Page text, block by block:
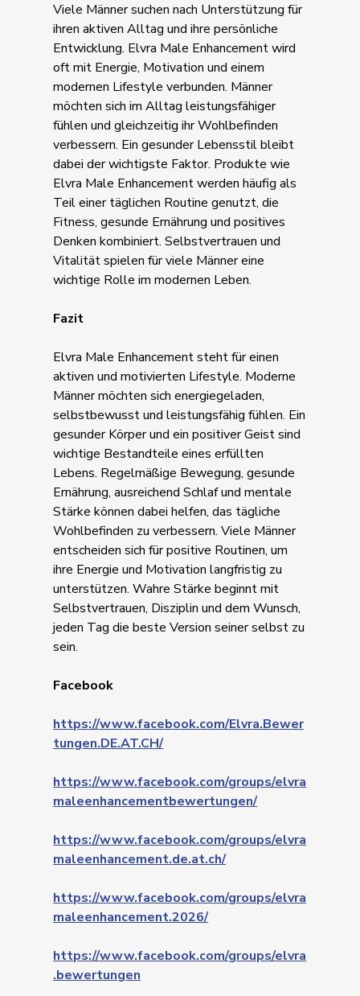
Viele Männer suchen nach Unterstützung für
ihren aktiven Alltag und ihre persönliche
Entwicklung. Elvra Male Enhancement wird
oft mit Energie, Motivation und einem
modernen Lifestyle verbunden. Männer
möchten sich im Alltag leistungsfähiger
fühlen und gleichzeitig ihr Wohlbefinden
verbessern. Ein gesunder Lebensstil bleibt
dabei der wichtigste Faktor. Produkte wie
Elvra Male Enhancement werden häufig als
Teil einer täglichen Routine genutzt, die
Fitness, gesunde Ernährung und positives
Denken kombiniert. Selbstvertrauen und
Vitalität spielen für viele Männer eine
wichtige Rolle im modernen Leben.
Fazit
Elvra Male Enhancement steht für einen
aktiven und motivierten Lifestyle. Moderne
Männer möchten sich energiegeladen,
selbstbewusst und leistungsfähig fühlen. Ein
gesunder Körper und ein positiver Geist sind
wichtige Bestandteile eines erfüllten
Lebens. Regelmäßige Bewegung, gesunde
Ernährung, ausreichend Schlaf und mentale
Stärke können dabei helfen, das tägliche
Wohlbefinden zu verbessern. Viele Männer
entscheiden sich für positive Routinen, um
ihre Energie und Motivation langfristig zu
unterstützen. Wahre Stärke beginnt mit
Selbstvertrauen, Disziplin und dem Wunsch,
jeden Tag die beste Version seiner selbst zu
sein.
Facebook
https://www.facebook.com/Elvra.Bewer
tungen.DE.AT.CH/
https://www.facebook.com/groups/elvra
maleenhancementbewertungen/
https://www.facebook.com/groups/elvra
maleenhancement.de.at.ch/
https://www.facebook.com/groups/elvra
maleenhancement.2026/
https://www.facebook.com/groups/elvra
.bewertungen